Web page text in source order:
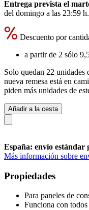
Entrega prevista el
del domingo a las 23:59 h.
Descuento por
a partir de 2 sólo
Solo quedan 22 unidades
nueva remesa está en
piden más unidades de
Añadir a la cesta
España: envío estándar
Más información sobre
Propiedades
Para paneles de
Funciona con